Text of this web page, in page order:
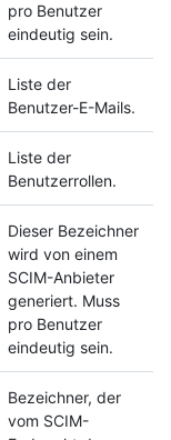
pro Benutzer
eindeutig sein.
Liste der
Benutzer-E-Mails.
Liste der
Benutzerrollen.
Dieser Bezeichner
wird von einem
SCIM-Anbieter
generiert. Muss
pro Benutzer
eindeutig sein.
Bezeichner, der
vom SCIM-